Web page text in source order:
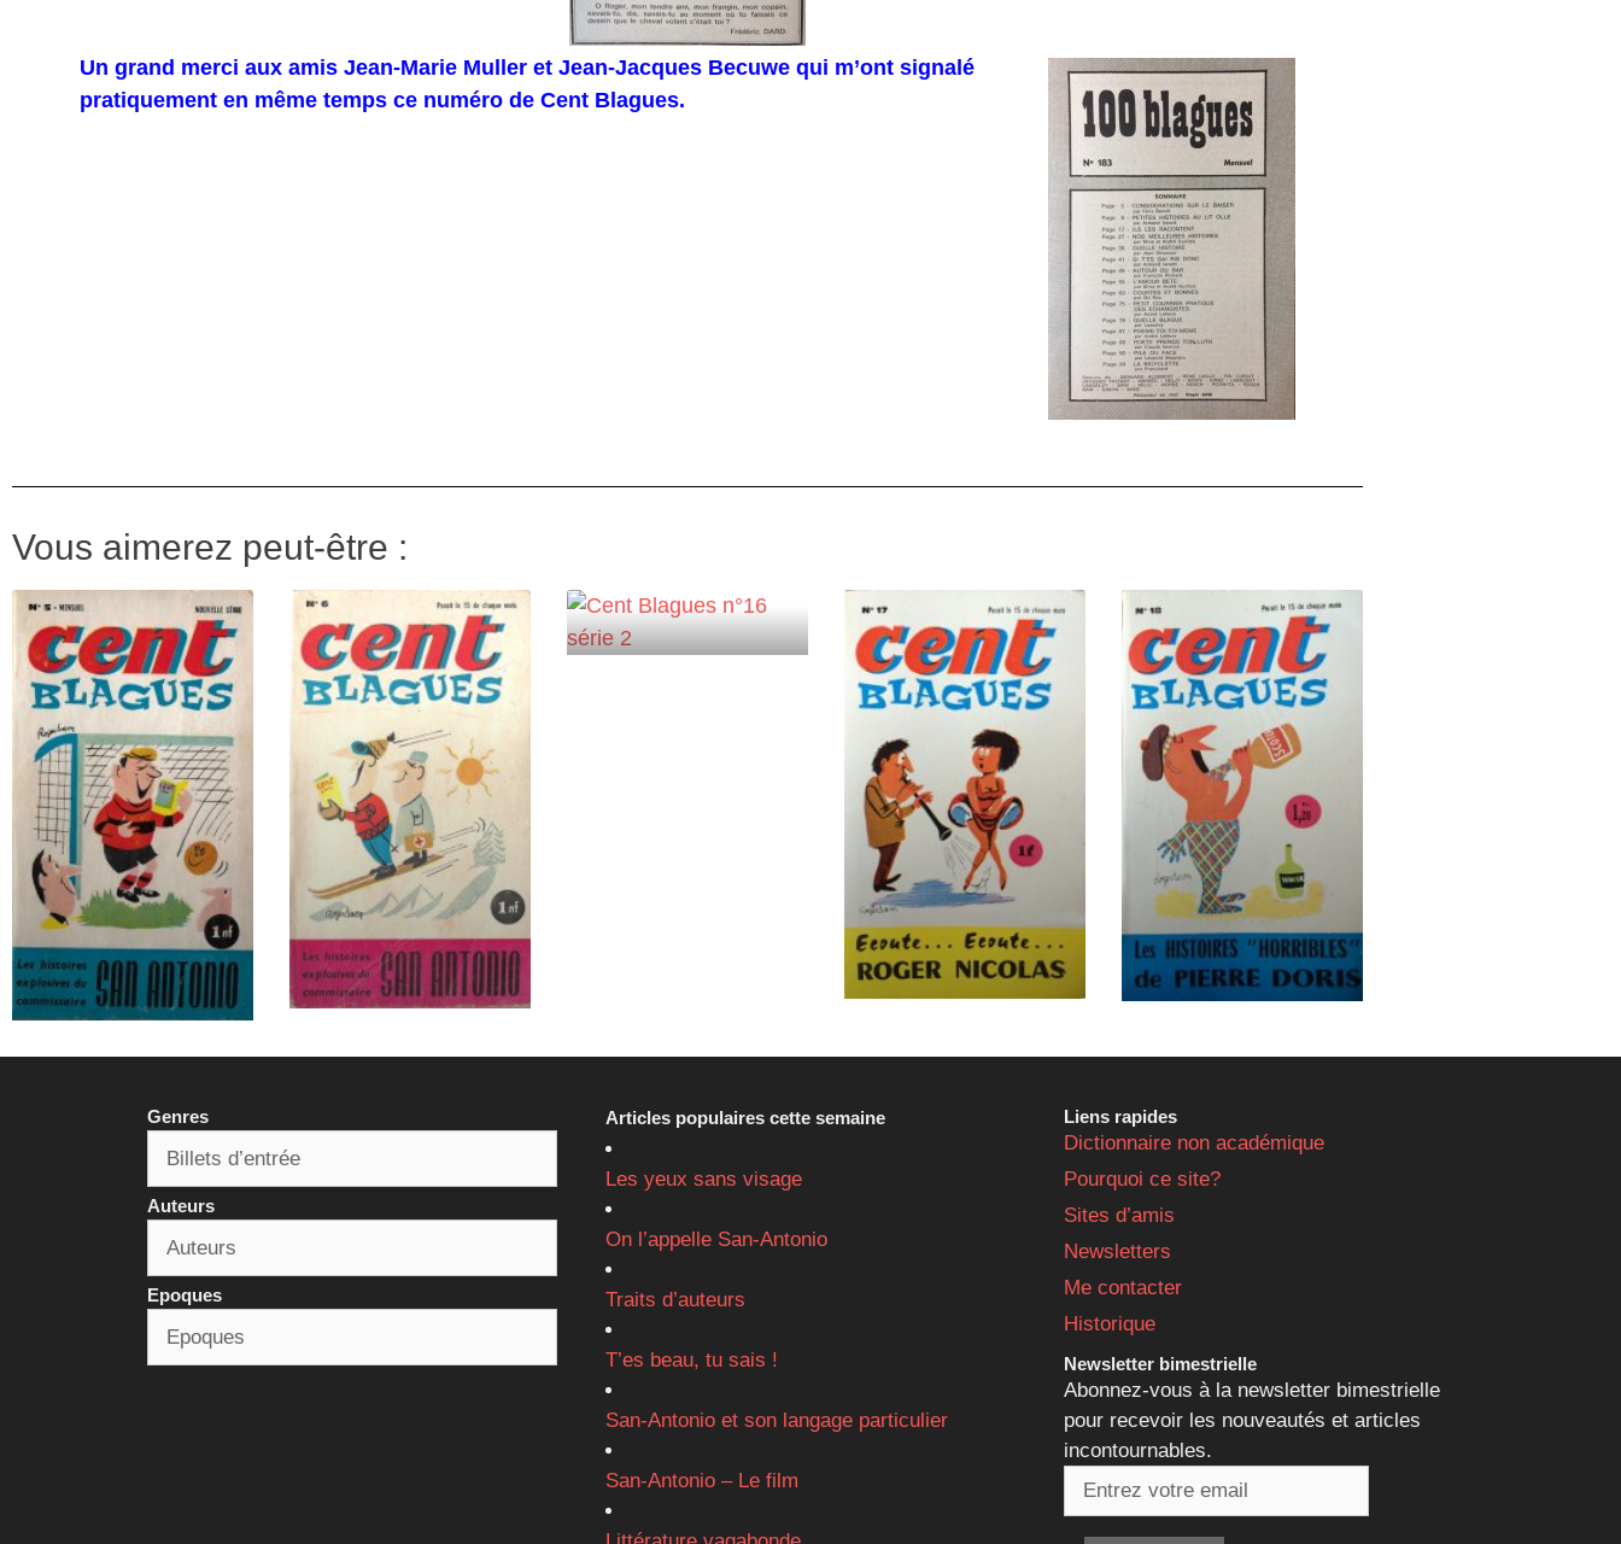
Un grand merci aux amis Jean-Marie Muller et Jean-Jacques Becuwe qui m’ont signalé
pratiquement en même temps ce numéro de Cent Blagues.
Vous aimerez peut-être :
Genres
Auteurs
Epoques
Articles populaires cette semaine
Les yeux sans visage
On l’appelle San-Antonio
Traits d’auteurs
T’es beau, tu sais !
San-Antonio et son langage particulier
San-Antonio – Le film
Liens rapides
Dictionnaire non académique
Pourquoi ce site?
Sites d’amis
Newsletters
Me contacter
Historique
Newsletter bimestrielle
Abonnez-vous à la newsletter bimestrielle
pour recevoir les nouveautés et articles
incontournables.